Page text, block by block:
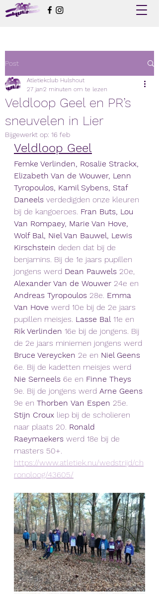
Post
Veldloop Geel en PR’s
sneuvelen in Lier
Atletiekclub Hulshout
27 jan2 minuten om te lezen
Bijgewerkt op: 16 feb
Veldloop Geel
Femke Verlinden, Rosalie Strackx,
Elizabeth Van de Wouwer, Lenn
Tyropoulos, Kamil Sybens, Staf
Daneels verdedigden onze kleuren
bij de kangoeroes. Fran Buts, Lou
Van Rompaey, Marie Van Hove,
Wolf Bal, Niel Van Bauwel, Lewis
Kirschstein deden dat bij de
benjamins. Bij de 1e jaars pupillen
jongens werd Dean Pauwels 20e,
Alexander Van de Wouwer 24e en
Andreas Tyropoulos 28e. Emma
Van Hove werd 10e bij de 2e jaars
pupillen meisjes. Lasse Bal 11e en
Rik Verlinden 16e bij de jongens. Bij
de 2e jaars miniemen jongens werd
Bruce Vereycken 2e en Niel Geens
6e. Bij de kadetten meisjes werd
Nie Serneels 6e en Finne Theys
9e. Bij de jongens werd Arne Geens
9e en Thorben Van Espen 25e.
Stijn Croux liep bij de scholieren
naar plaats 20. Ronald
Raeymaekers werd 18e bij de
masters 50+.
https://www.atletiek.nu/wedstrijd/ch
ronoloog/43605/